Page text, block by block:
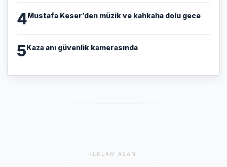
4Mustafa Keser’den müzik ve kahkaha dolu gece
5Kaza anı güvenlik kamerasında
REKLAM ALANI